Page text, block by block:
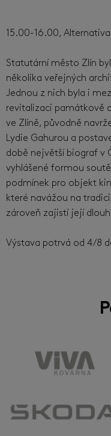
15.00-16.00,
Statutární město Zlín
několika veřejných
Jednou z nich byla i
revitalizaci památkově
ve Zlíně, původně
Lydie Gahurou a
době největší biograf v
vyhlášené formou
podmínek pro objekt
které navážou na
zároveň zajistí její
Výstava potrvá od 4/8